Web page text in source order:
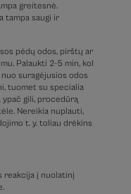
greitesnė.
tampa saugi ir
pėdų odos, pirštų ar
Palaukti 2-5 min, kol
suragėjusios odos
tuomet su specialia
gili, procedūrą
Nereikia nuplauti,
t. y. toliau drėkins
reakcija į nuolatinį